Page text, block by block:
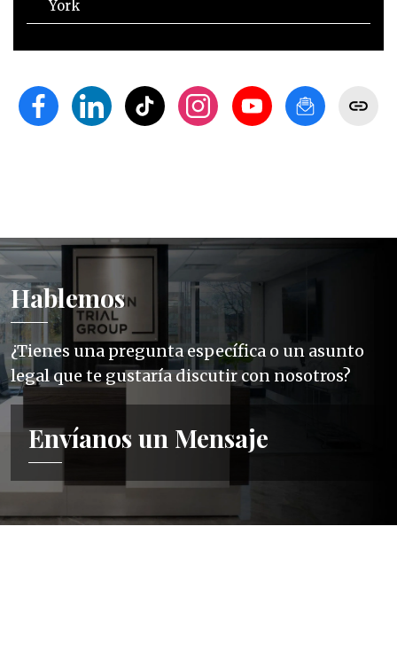
York
Hablemos
¿Tienes una pregunta específica o un asunto
legal que te gustaría discutir con nosotros?
Envíanos un Mensaje